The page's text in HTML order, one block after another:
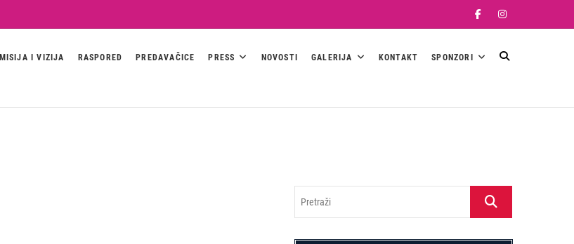
FacebookInstagram
MISIJA I VIZIJA RASPORED PREDAVAČICE PRESS NOVOSTI GALERIJA KONTAKT SPONZORI
Pretraži